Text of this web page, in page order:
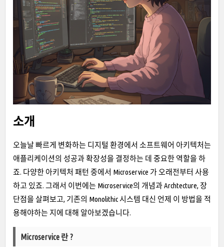
소개
오늘날 빠르게 변화하는 디지털 환경에서 소프트웨어 아키텍처는
애플리케이션의 성공과 확장성을 결정하는 데 중요한 역할을 하
죠. 다양한 아키텍처 패턴 중에서 Microservice 가 오래전부터 사용
하고 있죠. 그래서 이번에는 Microservice의 개념과 Archtecture, 장
단점을 살펴보고, 기존의 Monolithic 시스템 대신 언제 이 방법을 적
용해야하는 지에 대해 알아보겠습니다.
Microservice 란 ?